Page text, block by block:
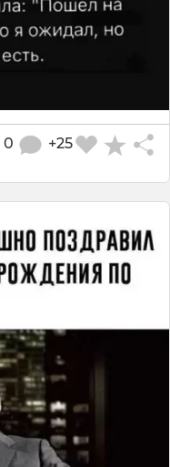
+25
0